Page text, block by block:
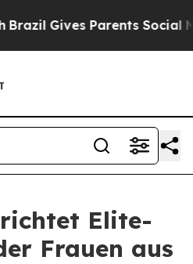
Gives Parents Social
Elite-
Frauen aus